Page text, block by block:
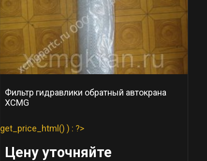
Фильтр гидравлики обратный автокрана
XCMG
get_price_html() ) : ?>
Цену уточняйте